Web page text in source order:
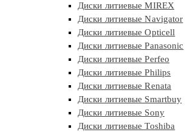
Диски литиевые MIREX
Диски литиевые Navigator
Диски литиевые Opticell
Диски литиевые Panasonic
Диски литиевые Perfeo
Диски литиевые Philips
Диски литиевые Renata
Диски литиевые Smartbuy
Диски литиевые Sony
Диски литиевые Toshiba